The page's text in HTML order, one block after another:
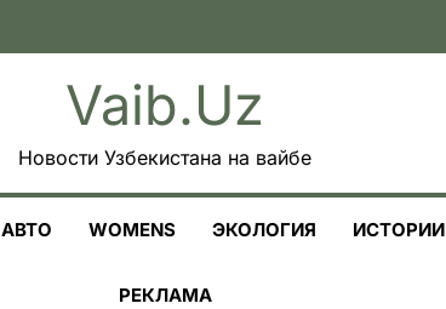
Vaib.uz
Новости Узбекистана на вайбе
АВТО WOMENS ЭКОЛОГИЯ ИСТОРИИ
РЕКЛАМА